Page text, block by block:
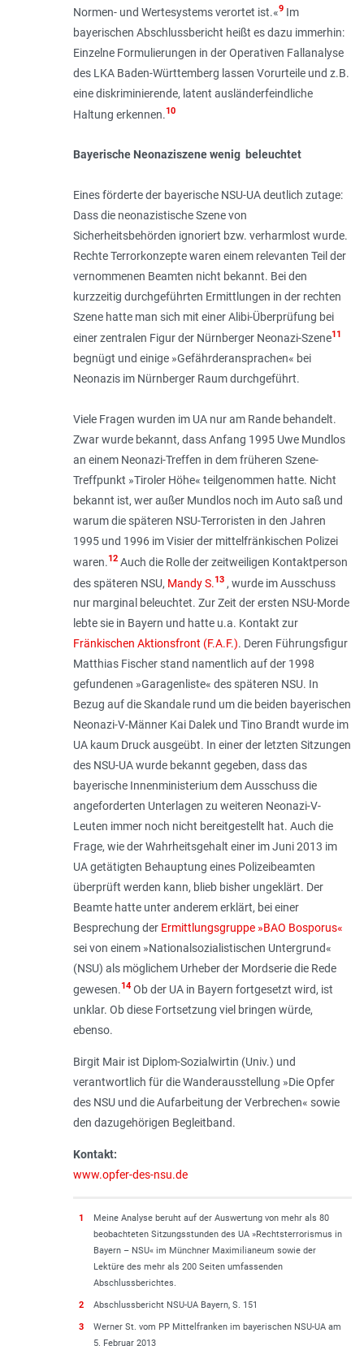
Normen- und Wertesystems verortet ist.«9Im
bayerischen Abschlussbericht heißt es dazu immerhin:
Einzelne Formulierungen in der Operativen Fallanalyse
des LKA Baden-Württemberg lassen Vorurteile und z.B.
eine diskriminierende, latent ausländerfeindliche
Haltung erkennen. 10
Bayerische Neonaziszene wenig beleuchtet
Eines förderte der bayerische NSU-UA deutlich zutage:
Dass die neonazistische Szene von
Sicherheitsbehörden ignoriert bzw. verharmlost wurde.
Rechte Terrorkonzepte waren einem relevanten Teil der
vernommenen Beamten nicht bekannt. Bei den
kurzzeitig durchgeführten Ermittlungen in der rechten
Szene hatte man sich mit einer Alibi-Überprüfung bei
einer zentralen Figur der Nürnberger Neonazi-Szene11
begnügt und einige »Gefährderansprachen« bei
Neonazis im Nürn­berger Raum durchgeführt.
Viele Fragen wurden im UA nur am Rande behandelt.
Zwar wurde bekannt, dass Anfang 1995 Uwe Mundlos
an einem Neonazi-Treffen in dem früheren Szene-
Treffpunkt »Tiroler Höhe« teilgenommen hatte. Nicht
bekannt ist, wer außer Mundlos noch im Auto saß und
warum die späteren NSU-Terroristen in den Jahren
1995 und 1996 im Visier der mittelfränkischen Polizei
waren.12Auch die Rolle der zeitweiligen Kontaktperson
des späteren NSU, Mandy S. 13, wurde im Ausschuss
nur marginal beleuchtet. Zur Zeit der ersten NSU-Morde
lebte sie in Bayern und hatte u.a. Kontakt zur
Fränkischen Aktionsfront (F.A.F.). Deren Führungsfigur
Matthias Fischer stand namentlich auf der 1998
gefundenen »Garagenliste« des späteren NSU. In
Bezug auf die Skandale rund um die beiden bayerischen
Neonazi-V-Männer Kai Dalek und Tino Brandt wurde im
UA kaum Druck ausgeübt. In einer der letzten Sitzungen
des NSU-UA wurde bekannt gegeben, dass das
bayerische Innenministerium dem Ausschuss die
angeforderten Unterlagen zu weiteren Neonazi-V-
Leuten immer noch nicht bereitgestellt hat. Auch die
Frage, wie der Wahrheitsgehalt einer im Juni 2013 im
UA getätigten Behauptung eines Polizeibeamten
überprüft werden kann, blieb bisher ungeklärt. Der
Beamte hatte unter anderem erklärt, bei einer
Besprechung der Ermittlungsgruppe »BAO Bosporus«
sei von einem »Nationalsozialistischen Untergrund«
(NSU) als möglichem Urheber der Mordserie die Rede
gewesen.14Ob der UA in Bayern fortgesetzt wird, ist
unklar. Ob diese Fortsetzung viel bringen würde,
ebenso.
Birgit Mair ist Diplom-Sozialwirtin (Univ.) und
verantwortlich für die Wanderausstellung »Die Opfer
des NSU und die Aufarbeitung der Verbrechen« sowie
den dazugehörigen Begleitband.
Kontakt:
www.opfer-des-nsu.de
1
Meine Analyse beruht auf der Auswertung von mehr als 80
beobachteten Sitzungsstunden des UA »Rechtsterrorismus in
Bayern – NSU« im Münchner Maximilianeum sowie der
Lektüre des mehr als 200 Seiten umfassen­den
Abschlussberichtes.
2 Abschlussbericht NSU-UA Bayern, S. 151
3
Werner St. vom PP Mittelfranken im bayerischen NSU-UA am
5. Februar 2013